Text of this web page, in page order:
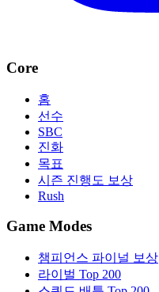
Core
홈
선수
SBC
진화
목표
시즌 진행도 보상
Rush
Game Modes
챔피언스 파이널 보상
라이벌 Top 200